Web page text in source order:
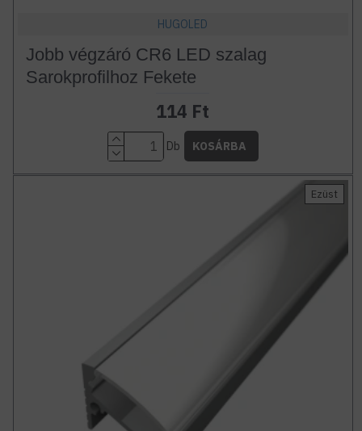
HUGOLED
Jobb végzáró CR6 LED szalag
Sarokprofilhoz Fekete
114 Ft
Db KOSÁRBA
Ezüst